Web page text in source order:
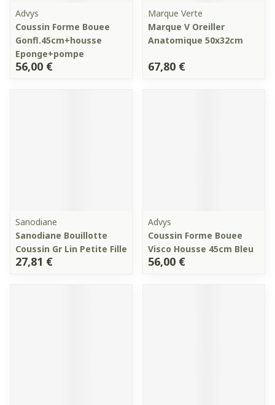
Advys
Coussin Forme Bouee
Gonfl.45cm+housse
Eponge+pompe
56,00 €
Marque Verte
Marque V Oreiller
Anatomique 50x32cm
67,80 €
Sanodiane
Sanodiane Bouillotte
Coussin Gr Lin Petite Fille
27,81 €
Advys
Coussin Forme Bouee
Visco Housse 45cm Bleu
56,00 €